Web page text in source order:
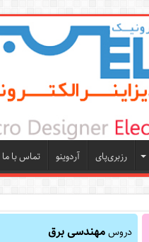
رزبری‌پای آردوینو تماس با ما
دروسمهندسی برق